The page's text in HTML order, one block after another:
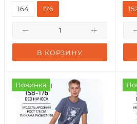
В КОРЗИНУ
164 176
Новинка